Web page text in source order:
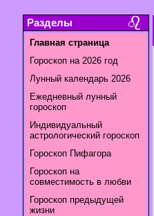
Разделы
Главная страница
Гороскоп на 2026 год
Лунный календарь 2026
Ежедневный лунный
гороскоп
Индивидуальный
астрологический гороскоп
Гороскоп Пифагора
Гороскоп на
совместимость в любви
Гороскоп предыдущей
жизни